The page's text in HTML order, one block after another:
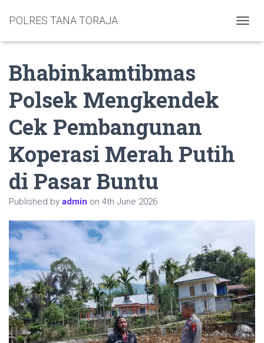
POLRES TANA TORAJA
Bhabinkamtibmas
Polsek Mengkendek
Cek Pembangunan
Koperasi Merah Putih
di Pasar Buntu
Published by admin on 4th June 2026